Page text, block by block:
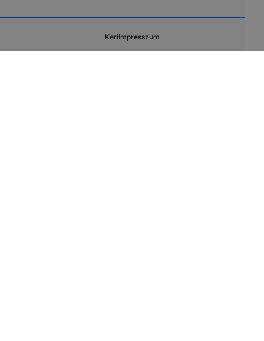
KeriImpresszum